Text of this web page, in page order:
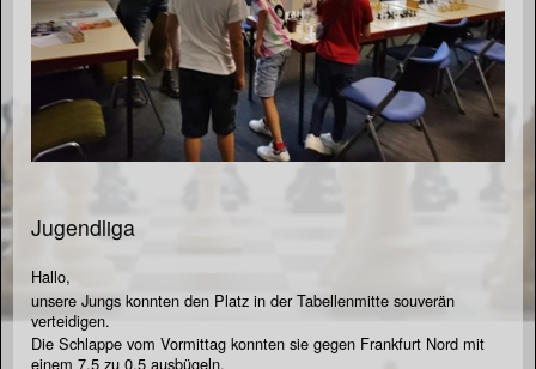
Jugendliga
Hallo,
unsere Jungs konnten den Platz in der Tabellenmitte souverän
verteidigen.
Die Schlappe vom Vormittag konnten sie gegen Frankfurt Nord mit
einem 7,5 zu 0,5 ausbügeln.